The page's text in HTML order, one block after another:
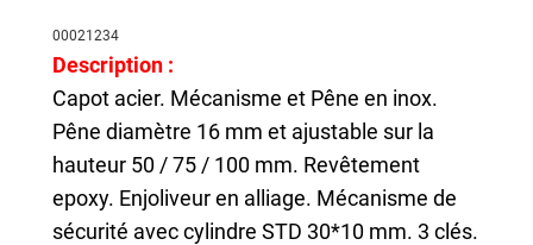
00021234
Description :
Capot acier. Mécanisme et Pêne en inox.
Pêne diamètre 16 mm et ajustable sur la
hauteur 50 / 75 / 100 mm. Revêtement
epoxy. Enjoliveur en alliage. Mécanisme de
sécurité avec cylindre STD 30*10 mm. 3 clés.